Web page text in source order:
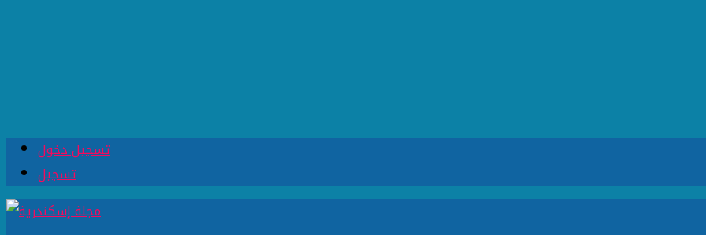
تسجيل دخول
تسجيل